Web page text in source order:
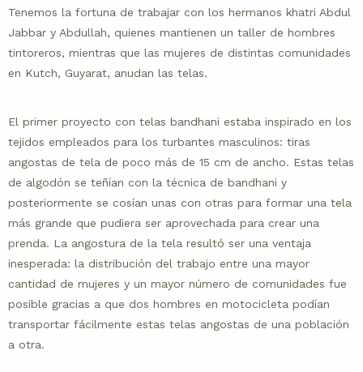
Tenemos la fortuna de trabajar con los hermanos khatri Abdul
Jabbar y Abdullah, quienes mantienen un taller de hombres
tintoreros, mientras que las mujeres de distintas comunidades
en Kutch, Guyarat, anudan las telas.
El primer proyecto con telas bandhani estaba inspirado en los
tejidos empleados para los turbantes masculinos: tiras
angostas de tela de poco más de 15 cm de ancho. Estas telas
de algodón se teñían con la técnica de bandhani y
posteriormente se cosían unas con otras para formar una tela
más grande que pudiera ser aprovechada para crear una
prenda. La angostura de la tela resultó ser una ventaja
inesperada: la distribución del trabajo entre una mayor
cantidad de mujeres y un mayor número de comunidades fue
posible gracias a que dos hombres en motocicleta podían
transportar fácilmente estas telas angostas de una población
a otra.